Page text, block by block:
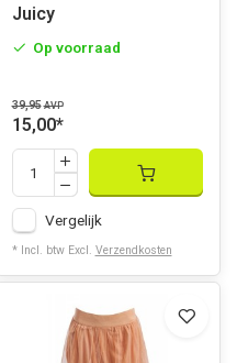
Juicy
Op voorraad
39,95 AVP
15,00*
Vergelijk
* Incl. btw Excl. Verzendkosten